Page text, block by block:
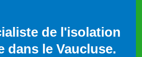
de l'isolation
dans le Vaucluse.